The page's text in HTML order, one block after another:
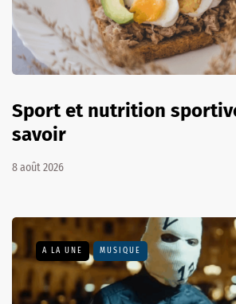
Sport et nutrition
savoir
8 août 2026
A LA UNE MUSIQUE